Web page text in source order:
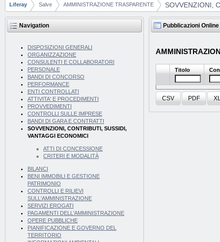
Breadcrumbs
Liferay Salve AMMINISTRAZIONE TRASPARENTE SOVVENZIONI,
Navigation
DISPOSIZIONI GENERALI
ORGANIZZAZIONE
CONSULENTI E COLLABORATORI
PERSONALE
BANDI DI CONCORSO
PERFORMANCE
ENTI CONTROLLATI
ATTIVITA' E PROCEDIMENTI
PROVVEDIMENTI
CONTROLLI SULLE IMPRESE
BANDI DI GARA E CONTRATTI
SOVVENZIONI, CONTRIBUTI, SUSSIDI,
VANTAGGI ECONOMICI
ATTI DI CONCESSIONE
CRITERI E MODALITÀ
BILANCI
BENI IMMOBILI E GESTIONE
PATRIMONIO
CONTROLLI E RILIEVI
SULL'AMMINISTRAZIONE
SERVIZI EROGATI
PAGAMENTI DELL'AMMINISTRAZIONE
OPERE PUBBLICHE
PIANIFICAZIONE E GOVERNO DEL
TERRITORIO
Pubblicazioni Online
Titolo
CSV PDF